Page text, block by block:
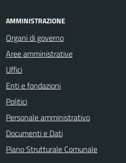
AMMINISTRAZIONE
Organi di governo
Aree amministrative
Uffici
Enti e fondazioni
Politici
Personale amministrativo
Documenti e Dati
Piano Strutturale Comunale